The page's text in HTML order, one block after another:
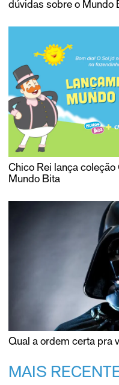
dúvidas sobre o Mundo
Chico Rei lança
Mundo Bita
Qual a ordem certa pra
MAIS